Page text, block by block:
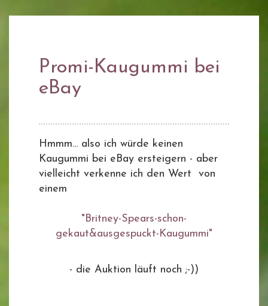
Promi-Kaugummi bei
eBay
Hmmm... also ich würde keinen
Kaugummi bei eBay ersteigern - aber
vielleicht verkenne ich den Wert von
einem
"Britney-Spears-schon-
gekaut&ausgespuckt-Kaugummi"
- die Auktion läuft noch ;-))